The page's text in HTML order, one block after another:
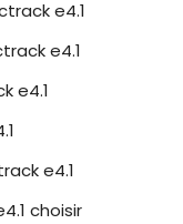
e4.1
e4.1
e4.1
e4.1
choisir